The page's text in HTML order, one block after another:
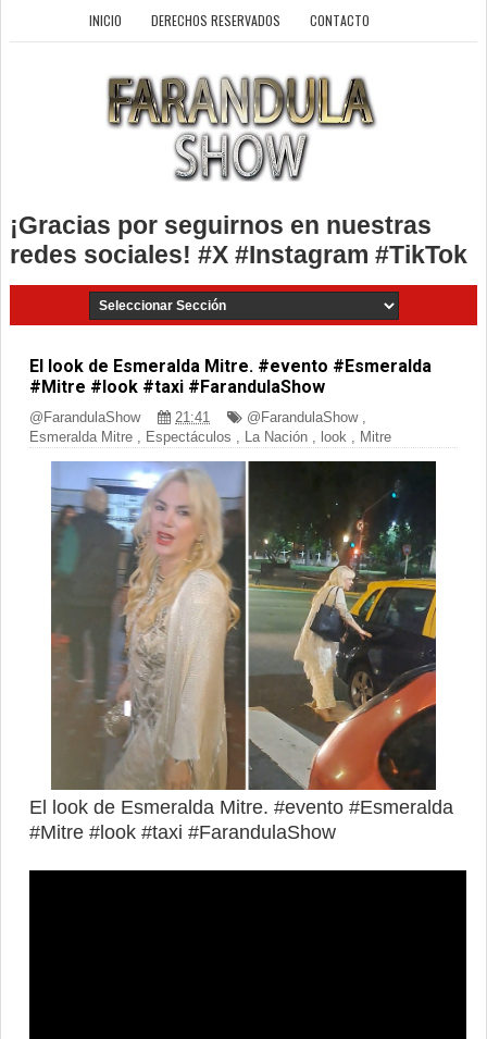
INICIO DERECHOS RESERVADOS CONTACTO
¡Gracias por seguirnos en nuestras
redes sociales! #X #Instagram #TikTok
El look de Esmeralda Mitre. #evento #Esmeralda
#Mitre #look #taxi #FarandulaShow
@FarandulaShow 21:41 @FarandulaShow,
Esmeralda Mitre
Espectáculos La Nación look Mitre
El look de Esmeralda Mitre. #evento #Esmeralda
#Mitre #look #taxi #FarandulaShow